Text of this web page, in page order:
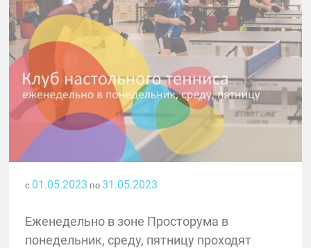
с 01.05.2023 по 31.05.2023
Еженедельно в зоне Просторума в
понедельник, среду, пятницу проходят